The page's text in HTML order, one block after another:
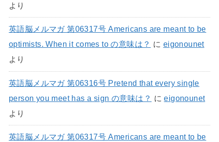
より
英語脳メルマガ 第06317号 Americans are meant to be
optimists. When it comes to の意味は？ に eigonounet
より
英語脳メルマガ 第06316号 Pretend that every single
person you meet has a sign の意味は？ にeigonounet
より
英語脳メルマガ 第06317号 Americans are meant to be